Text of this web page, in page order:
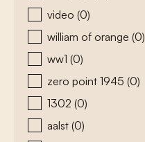
video (0)
william of orange (0)
ww1 (0)
zero point 1945 (0)
1302 (0)
aalst (0)